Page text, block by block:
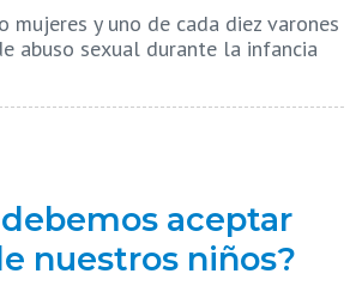
mujeres y uno de cada diez varones
abuso sexual durante la infancia
aceptar
nuestros niños?